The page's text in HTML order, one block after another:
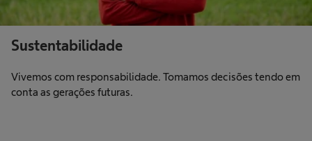
Sustentabilidade
Vivemos com responsabilidade. Tomamos decisões tendo em
conta as gerações futuras.